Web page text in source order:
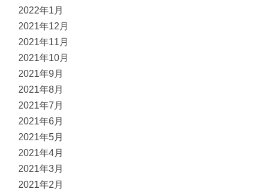
2022年1月
2021年12月
2021年11月
2021年10月
2021年9月
2021年8月
2021年7月
2021年6月
2021年5月
2021年4月
2021年3月
2021年2月